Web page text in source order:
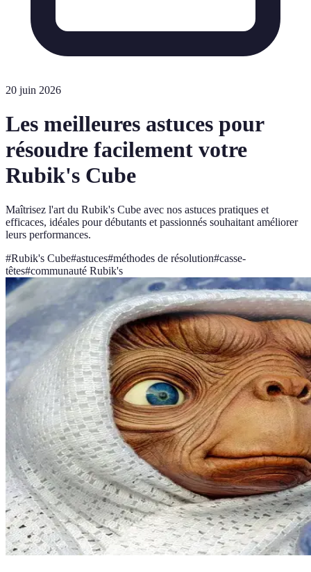
20 juin 2026
Les meilleures astuces pour
résoudre facilement votre
Rubik's Cube
Maîtrisez l'art du Rubik's Cube avec nos astuces pratiques et
efficaces, idéales pour débutants et passionnés souhaitant améliorer
leurs performances.
#Rubik's Cube#astuces#méthodes de résolution#casse-
têtes#communauté Rubik's